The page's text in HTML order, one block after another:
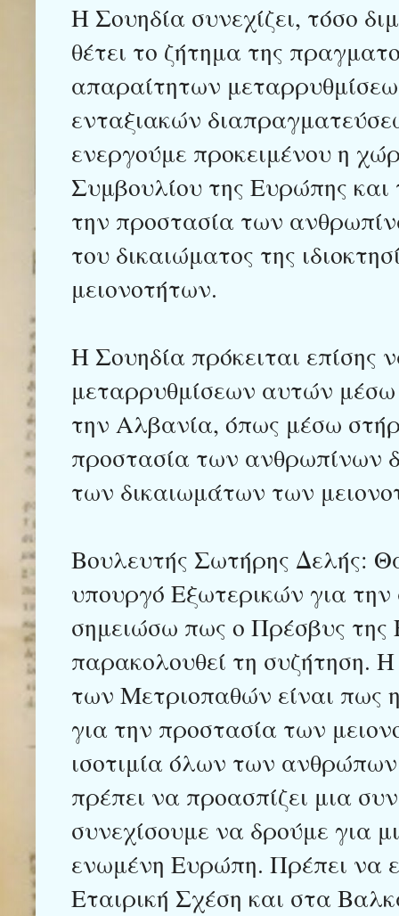
Η Σουηδία συνεχίζει, τόσο
θέτει το ζήτημα της
απαραίτητων
ενταξιακών
ενεργούμε προκειμένου η
Συμβουλίου της Ευρώπης
την προστασία των
του δικαιώματος της
μειονοτήτων.
Η Σουηδία πρόκειται επίσης
μεταρρυθμίσεων αυτών
την Αλβανία, όπως μέσω
προστασία των ανθρωπίνων
των δικαιωμάτων των
Βουλευτής Σωτήρης Δελής:
υπουργό Εξωτερικών για
σημειώσω πως ο Πρέσβυς της
παρακολουθεί τη συζήτηση.
των Μετριοπαθών είναι πως
για την προστασία των
ισοτιμία όλων των
πρέπει να προασπίζει μια
συνεχίσουμε να δρούμε για
ενωμένη Ευρώπη. Πρέπει να
Εταιρική Σχέση και στα